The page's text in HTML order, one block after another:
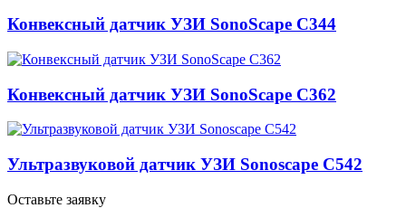
Конвексный датчик УЗИ SonoScape C344
Конвексный датчик УЗИ SonoScape C362
Ультразвуковой датчик УЗИ Sonoscape C542
Оставьте заявку